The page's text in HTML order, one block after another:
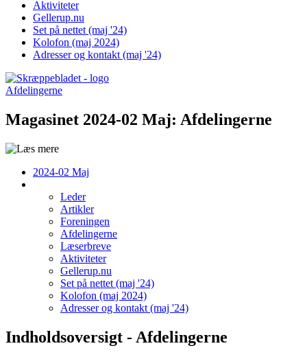
Aktiviteter
Gellerup.nu
Set på nettet (maj '24)
Kolofon (maj 2024)
Adresser og kontakt (maj '24)
Afdelingerne
Magasinet 2024-02 Maj: Afdelingerne
2024-02 Maj
Leder
Artikler
Foreningen
Afdelingerne
Læserbreve
Aktiviteter
Gellerup.nu
Set på nettet (maj '24)
Kolofon (maj 2024)
Adresser og kontakt (maj '24)
Indholdsoversigt - Afdelingerne